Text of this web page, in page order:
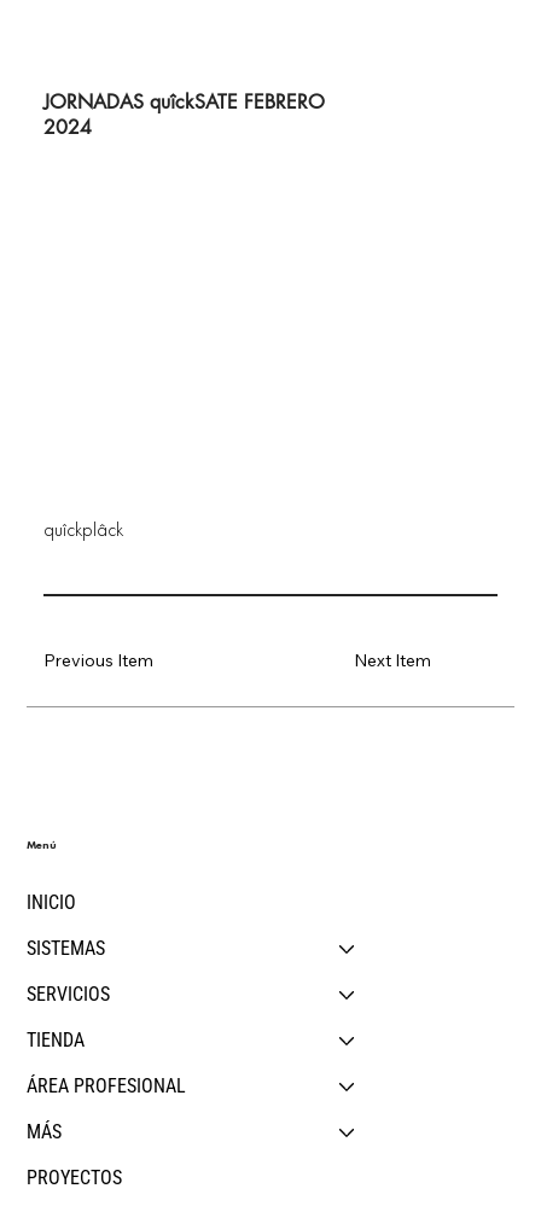
JORNADAS quîckSATE FEBRERO
2024
quîckplâck
Next Item
Previous Item
INICIO
SISTEMAS
SERVICIOS
TIENDA
ÁREA PROFESIONAL
MÁS
PROYECTOS
Menú